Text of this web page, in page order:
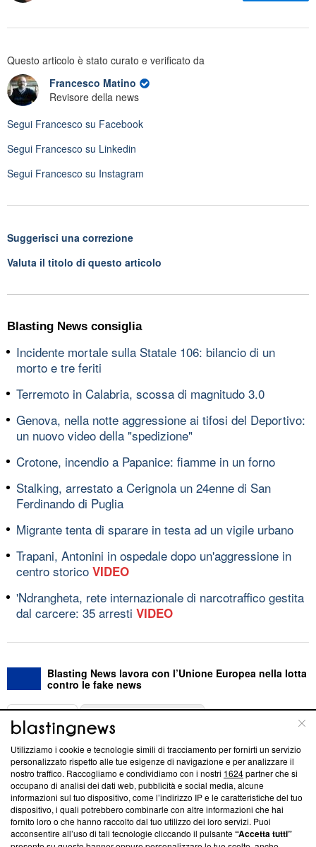
Questo articolo è stato curato e verificato da
Francesco Matino
Revisore della news
Segui Francesco su Facebook
Segui Francesco su Linkedin
Segui Francesco su Instagram
Suggerisci una correzione
Valuta il titolo di questo articolo
Blasting News consiglia
Incidente mortale sulla Statale 106: bilancio di un
morto e tre feriti
Terremoto in Calabria, scossa di magnitudo 3.0
Genova, nella notte aggressione ai tifosi del Deportivo:
un nuovo video della "spedizione"
Crotone, incendio a Papanice: fiamme in un forno
Stalking, arrestato a Cerignola un 24enne di San
Ferdinando di Puglia
Migrante tenta di sparare in testa ad un vigile urbano
Trapani, Antonini in ospedale dopo un'aggressione in
centro storico VIDEO
'Ndrangheta, rete internazionale di narcotraffico gestita
dal carcere: 35 arresti VIDEO
Blasting News lavora con l’Unione Europea nella lotta
contro le fake news
ABOUT
Questa sezione offre informazioni trasparenti su Blasting
News, sui nostri processi editoriali e su come ci impegniamo a
creare news di qualità. Inoltre, afferma la nostra aderenza a
‘Trust Project - News with Integrity’Blasting News non è
ancora membro del programma, ma ha richiesto di farne
parte; Trust Project non ha ancora effettuato una verifica di
Utilizziamo i cookie e tecnologie simili di tracciamento per fornirti un servizio
personalizzato rispetto alle tue esigenze di navigazione e per analizzare il
nostro traffico. Raccogliamo e condividiamo con i nostri 1624partner che si
occupano di analisi dei dati web, pubblicità e social media, alcune
informazioni sul tuo dispositivo, come l’indirizzo IP e le caratteristiche del tuo
dispositivo, i quali potrebbero combinarle con altre informazioni che hai
fornito loro o che hanno raccolto dal tuo utilizzo dei loro servizi. Puoi
acconsentire all’uso di tali tecnologie cliccando il pulsante“Accetta tutti”